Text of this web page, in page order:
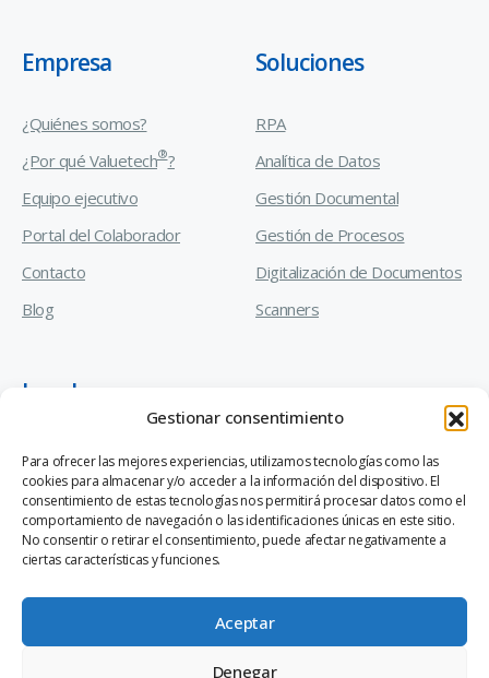
Gestionar consentimiento
Para ofrecer las mejores experiencias, utilizamos tecnologías como las
cookies para almacenar y/o acceder a la información del dispositivo. El
consentimiento de estas tecnologías nos permitirá procesar datos como el
comportamiento de navegación o las identificaciones únicas en este sitio.
No consentir o retirar el consentimiento, puede afectar negativamente a
ciertas características y funciones.
Aceptar
Denegar
Empresa
¿Quiénes somos?
¿Por qué Valuetech®?
Equipo ejecutivo
Portal del Colaborador
Contacto
Blog
Soluciones
RPA
Analítica de Datos
Gestión Documental
Gestión de Procesos
Digitalización de Documentos
Scanners
Legal
Manual de Prevención de Delitos
Código de Ética y Conducta Empresarial
Canal de Denuncias Ley 20.393